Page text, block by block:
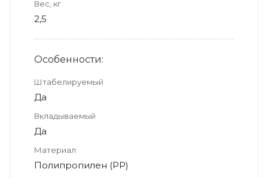
Вес, кг
2,5
Особенности:
Штабелируемый
Да
Вкладываемый
Да
Материал
Полипропилен (PP)